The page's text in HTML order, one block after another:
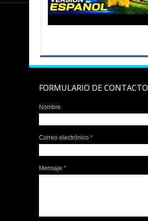
FORMULARIO DE CONTACTO
Nombre
Correo electrónico *
Mensaje *